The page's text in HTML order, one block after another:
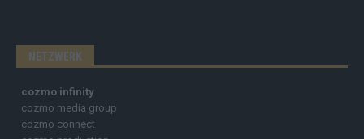
NETZWERK
cozmo infinity
cozmo media group
cozmo connect